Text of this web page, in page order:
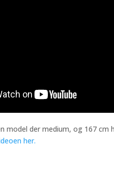
model der medium, og 167 cm
her.